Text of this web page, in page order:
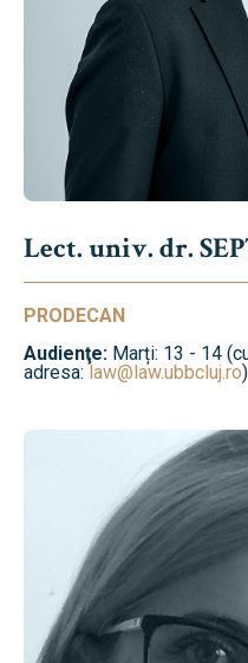
Lect. univ. dr.
PRODECAN
Audienţe: Marți: 13 - 14
adresa:law@law.ubbcluj.ro)